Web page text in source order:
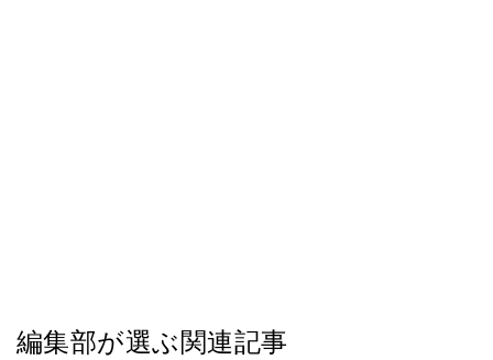
編集部が選ぶ関連記事